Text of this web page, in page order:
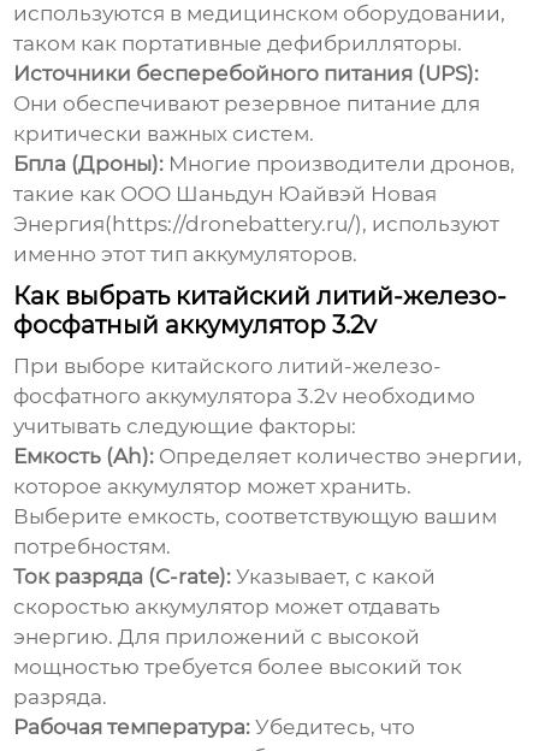
используются в медицинском оборудовании,
таком как портативные дефибрилляторы.
Источники бесперебойного питания (UPS):
Они обеспечивают резервное питание для
критически важных систем.
Бпла (Дроны): Многие производители дронов,
такие как ООО Шаньдун Юайвэй Новая
Энергия( https://dronebattery.ru/), используют
именно этот тип аккумуляторов.
Как выбрать китайский литий-железо-
фосфатный аккумулятор 3.2v
При выборе китайского литий-железо-
фосфатного аккумулятора 3.2v необходимо
учитывать следующие факторы:
Емкость (Ah): Определяет количество энергии,
которое аккумулятор может хранить.
Выберите емкость, соответствующую вашим
потребностям.
Ток разряда (C-rate): Указывает, с какой
скоростью аккумулятор может отдавать
энергию. Для приложений с высокой
мощностью требуется более высокий ток
разряда.
Рабочая температура: Убедитесь, что